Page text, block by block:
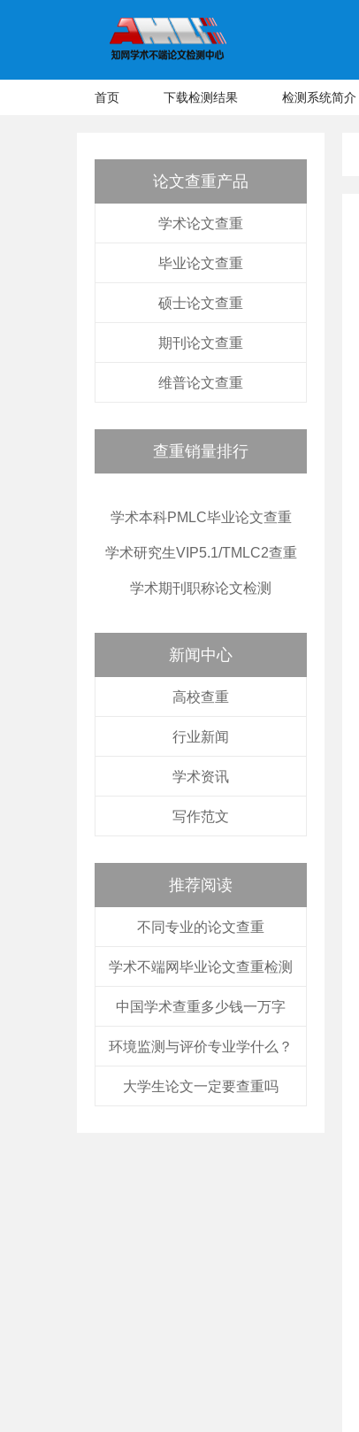
首页 下载检测结果 检测系统简介
论文查重产品
学术论文查重
毕业论文查重
硕士论文查重
期刊论文查重
维普论文查重
查重销量排行
学术本科PMLC毕业论文查重
学术研究生VIP5.1/TMLC2查重
学术期刊职称论文检测
新闻中心
高校查重
行业新闻
学术资讯
写作范文
推荐阅读
不同专业的论文查重
学术不端网毕业论文查重检测
中国学术查重多少钱一万字
环境监测与评价专业学什么？
大学生论文一定要查重吗